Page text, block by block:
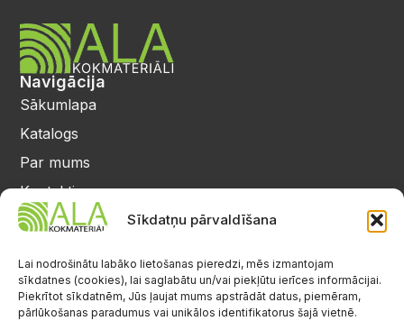
Sīkdatņu pārvaldīšana
Lai nodrošinātu labāko lietošanas pieredzi, mēs izmantojam
sīkdatnes (cookies), lai saglabātu un/vai piekļūtu ierīces informācijai.
Piekrītot sīkdatnēm, Jūs ļaujat mums apstrādāt datus, piemēram,
pārlūkošanas paradumus vai unikālos identifikatorus šajā vietnē.
Navigācija
Sākumlapa
Katalogs
Par mums
Kontakti
Privātuma politika
25 64 17 98
info@alalignea.lv